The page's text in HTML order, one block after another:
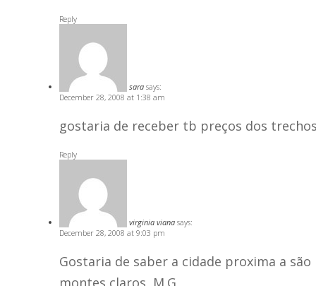
Reply
sara says:
December 28, 2008 at 1:38 am
gostaria de receber tb preços dos
Reply
virginia viana says:
December 28, 2008 at 9:03 pm
Gostaria de saber a cidade proxima a
montes claros, M.G.